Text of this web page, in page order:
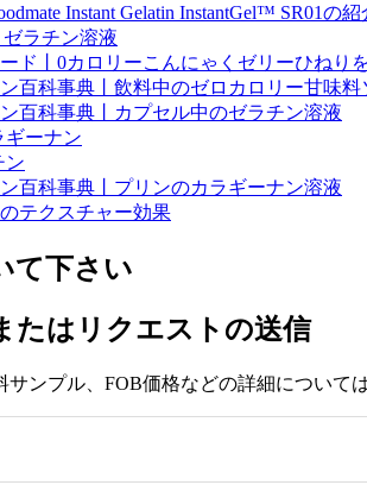
Instant Gelatin InstantGel™ SR01の
ゼラチン溶液
ド丨0カロリーこんにゃくゼリーひねり
百科事典丨飲料中のゼロカロリー甘味料
百科事典丨カプセル中のゼラチン溶液
ギーナン
ン
百科事典丨プリンのカラギーナン溶液
テクスチャー効果
て下さい
たはリクエストの送信
ンプル、FOB価格などの詳細について